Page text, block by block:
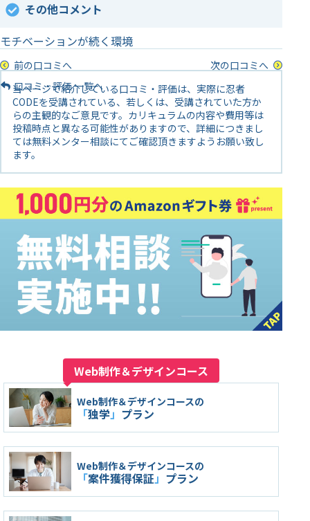
その他コメント
モチベーションが続く環境
前の口コミへ
口コミ・評価 一覧へ
次の口コミへ
当ページで紹介している口コミ・評価は、実際に忍者
CODEを受講されている、若しくは、受講されていた方か
らの主観的なご意見です。カリキュラムの内容や費用等は
投稿時点と異なる可能性がありますので、詳細につきまし
ては無料メンター相談にてご確認頂きますようお願い致し
ます。
Web制作＆デザインコース
Web制作＆デザインコースの
「独学」 プラン
Web制作＆デザインコースの
「案件獲得保証 」 プラン